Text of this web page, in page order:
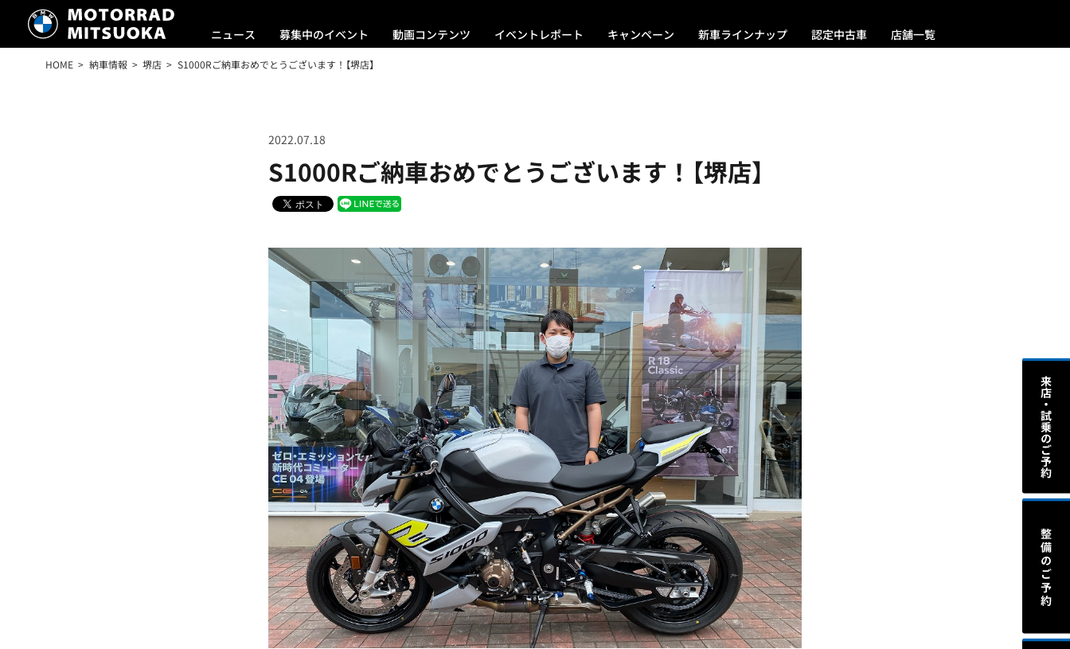
ニュース 募集中のイベント 動画コンテンツ イベントレポート キャンペーン 新車ラインナップ 認定中古車 店舗一覧
HOME 納車情報 堺店 S1000Rご納車おめでとうございます！【堺店】
S1000Rご納車おめでとうございます！【堺店】
2022.07.18